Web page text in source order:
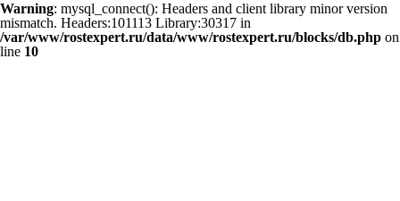
Warning: mysql_connect(): Headers and client library minor version
mismatch. Headers:101113 Library:30317 in
/var/www/rostexpert.ru/data/www/rostexpert.ru/blocks/db.php on
line 10